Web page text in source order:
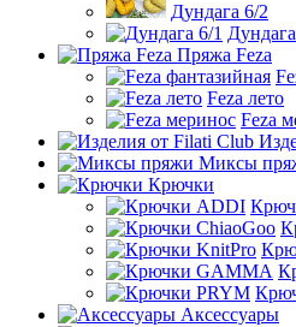
Дундага 6/2
Пряжа Feza
Feza лето
Feza
Миксы
Крючки
Аксессуары